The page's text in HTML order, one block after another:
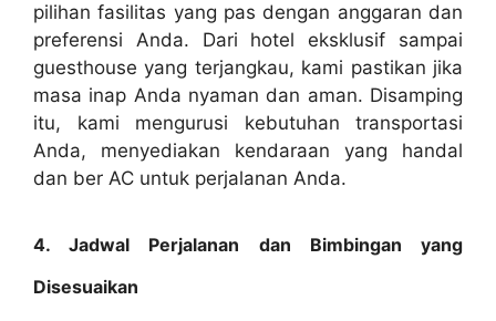
pilihan fasilitas yang pas dengan anggaran dan
preferensi Anda. Dari hotel eksklusif sampai
guesthouse yang terjangkau, kami pastikan jika
masa inap Anda nyaman dan aman. Disamping
itu, kami mengurusi kebutuhan transportasi
Anda, menyediakan kendaraan yang handal
dan ber AC untuk perjalanan Anda.
4. Jadwal Perjalanan dan Bimbingan yang
Disesuaikan